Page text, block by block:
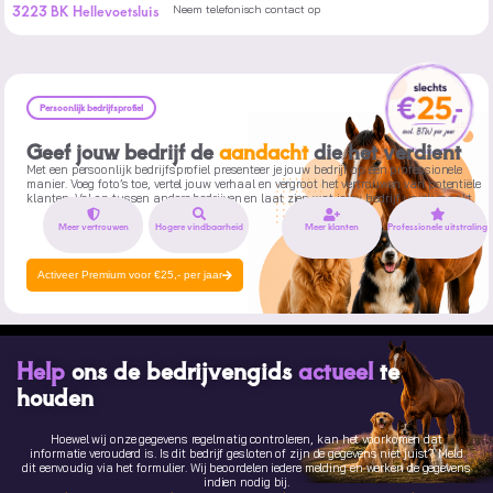
3223 BK Hellevoetsluis Neem telefonisch contact op
Persoonlijk bedrijfsprofiel
Geef jouw bedrijf deaandachtdie het verdient
Met een persoonlijk bedrijfsprofiel presenteer je jouw bedrijf op een professionele
manier. Voeg foto’s toe, vertel jouw verhaal en vergroot het vertrouwen van potentiële
klanten. Val op tussen andere bedrijven en laat zien wat jouw bedrijf uniek maakt.
Meer vertrouwen Hogere vindbaarheid Meer klanten Professionele uitstraling
Activeer Premium voor €25,- per jaar
Help ons de bedrijvengidsactueelte
houden
Hoewel wij onze gegevens regelmatig controleren, kan het voorkomen dat
informatie verouderd is. Is dit bedrijf gesloten of zijn de gegevens niet juist? Meld
dit eenvoudig via het formulier. Wij beoordelen iedere melding en werken de gegevens
indien nodig bij.